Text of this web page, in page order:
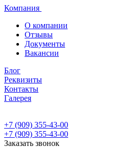
Компания
О компании
Отзывы
Документы
Вакансии
Блог
Реквизиты
Контакты
Галерея
+7 (909) 355-43-00
+7 (909) 355-43-00
Заказать звонок